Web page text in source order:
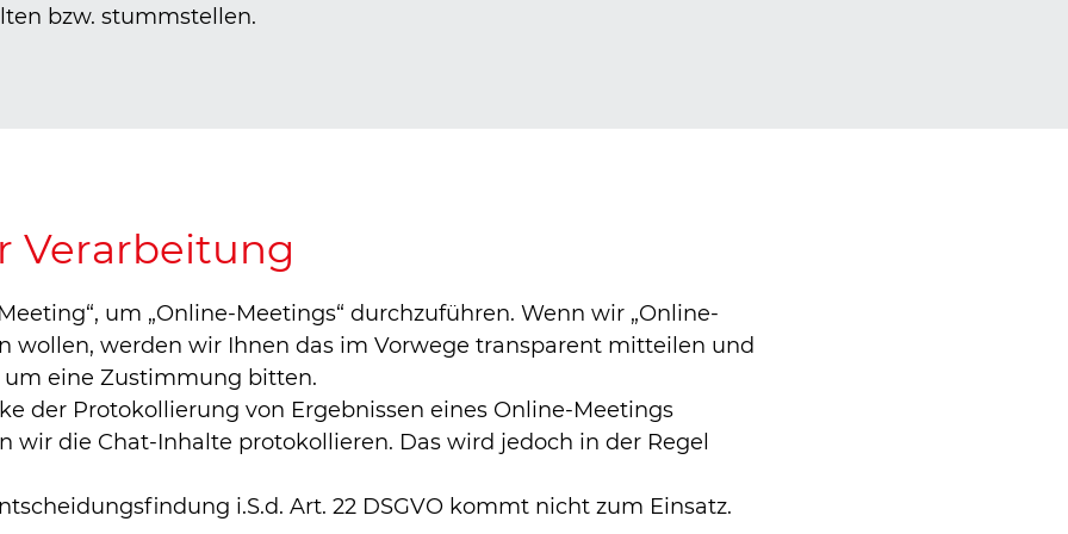
bzw. stummstellen.
Verarbeitung
um „Online-Meetings“ durchzuführen. Wenn wir „Online-
wollen, werden wir Ihnen das im Vorwege transparent mitteilen und
um eine Zustimmung bitten.
der Protokollierung von Ergebnissen eines Online-Meetings
wir die Chat-Inhalte protokollieren. Das wird jedoch in der Regel
i.S.d. Art. 22 DSGVO kommt nicht zum Einsatz.